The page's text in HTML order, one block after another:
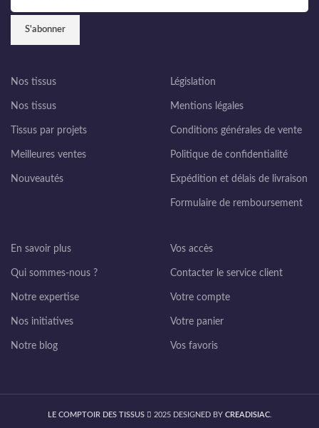
Nos tissus
Nos tissus
Tissus par projets
Meilleures ventes
Nouveautés
Législation
Mentions légales
Conditions générales de vente
Politique de confidentialité
Expédition et délais de livraison
Formulaire de remboursement
En savoir plus
Qui sommes-nous ?
Notre expertise
Nos initiatives
Notre blog
Vos accès
Contacter le service client
Votre compte
Votre panier
Vos favoris
LE COMPTOIR DES TISSUS 2025 DESIGNED BY CREADISIAC.